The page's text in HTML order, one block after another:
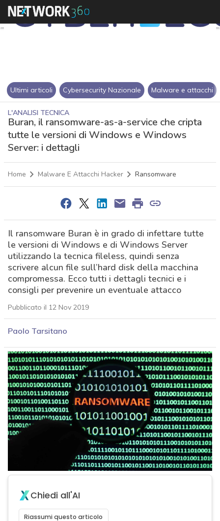
Ultimi articoli Cybersecurity Nazionale Malware e attacchi
L'ANALISI TECNICA
Buran, il ransomware-as-a-service che cripta
tutte le versioni di Windows e Windows
Server: i dettagli
Home Malware E Attacchi Hacker Ransomware
Il ransomware Buran è in grado di infettare tutte
le versioni di Windows e di Windows Server
utilizzando la tecnica fileless, quindi senza
scrivere alcun file sull’hard disk della macchina
compromessa. Ecco tutti i dettagli tecnici e i
consigli per prevenire un eventuale attacco
Pubblicato il 12 Nov 2019
Paolo Tarsitano
Chiedi all'AI
Riassumi questo articolo